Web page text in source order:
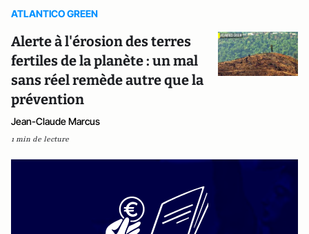
ATLANTICO GREEN
Alerte à l'érosion des terres
fertiles de la planète : un mal
sans réel remède autre que la
prévention
Jean-Claude Marcus
1 min de lecture